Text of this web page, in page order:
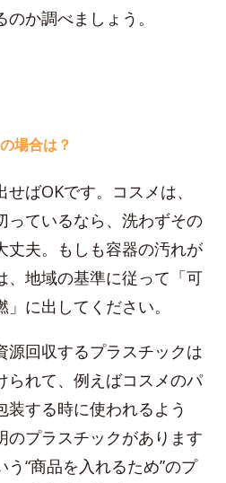
か調べましょう。
場合は？
ばOKです。コスメは、
っているなら、洗わずその
丈夫。もしも容器の汚れが
、地域の基準に従って「可
に出してください。
源回収するプラスチックは
られて、例えばコスメのパ
装する時に使われるよう
のプラスチックがあります
う“商品を入れるため”のプ